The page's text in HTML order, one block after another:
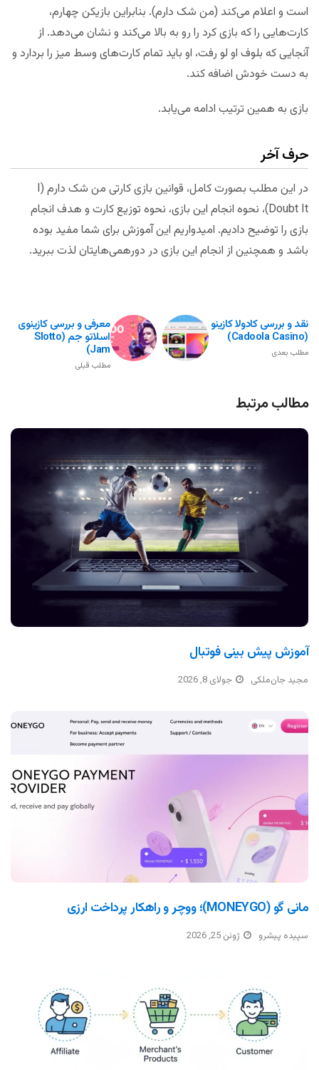
است و اعلام می‌کند (من شک دارم). بنابراین بازیکن چهارم،
کارت‌هایی را که بازی کرد را رو به بالا می‌کند و نشان می‌دهد. از
آنجایی که بلوف او لو رفت، او باید تمام کارت‌های وسط میز را بردارد و
به دست خودش اضافه کند.
بازی به همین ترتیب ادامه می‌یابد.
حرف آخر
در این مطلب بصورت کامل، قوانین بازی کارتی من شک دارم (I
Doubt It)، نحوه انجام این بازی، نحوه توزیع کارت و هدف انجام
بازی را توضیح دادیم. امیدواریم این آموزش برای شما مفید بوده
باشد و همچنین از انجام این بازی در دورهمی‌هایتان لذت ببرید.
معرفی و بررسی کازینوی
اسلاتو جم (Slotto
Jam)
مطلب قبلی
نقد و بررسی کادولا کازینو
(Cadoola Casino)
مطلب بعدی
مطالب مرتبط
آموزش پیش بینی فوتبال
مجید جان‌ملکی جولای 8, 2026
مانی گو (MONEYGO)؛ ووچر و راهکار پرداخت ارزی
سپیده پیشرو ژوئن 25, 2026